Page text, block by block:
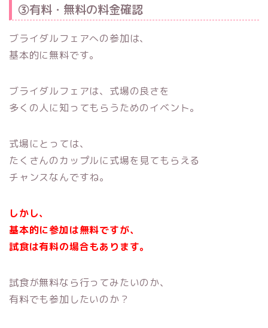
③有料・無料の料金確認
ブライダルフェアへの参加は、
基本的に無料です。
ブライダルフェアは、式場の良さを
多くの人に知ってもらうためのイベント。
式場にとっては、
たくさんのカップルに式場を見てもらえる
チャンスなんですね。
しかし、
基本的に参加は無料ですが、
試食は有料の場合もあります。
試食が無料なら行ってみたいのか、
有料でも参加したいのか？